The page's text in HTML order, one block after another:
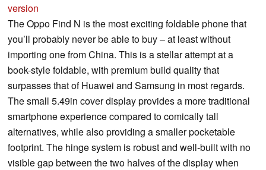
version
The Oppo Find N is the most exciting foldable phone that
you’ll probably never be able to buy – at least without
importing one from China. This is a stellar attempt at a
book-style foldable, with premium build quality that
surpasses that of Huawei and Samsung in most regards.
The small 5.49in cover display provides a more traditional
smartphone experience compared to comically tall
alternatives, while also providing a smaller pocketable
footprint. The hinge system is robust and well-built with no
visible gap between the two halves of the display when